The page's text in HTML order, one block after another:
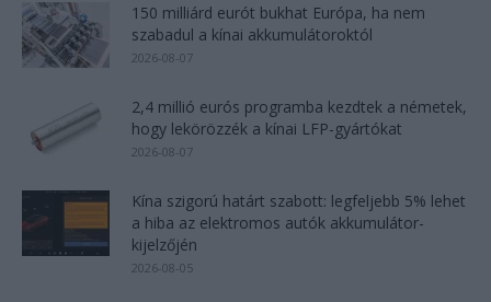
150 milliárd eurót bukhat Európa, ha nem
szabadul a kínai akkumulátoroktól
2026-08-07
2,4 millió eurós programba kezdtek a németek,
hogy lekörözzék a kínai LFP-gyártókat
2026-08-07
Kína szigorú határt szabott: legfeljebb 5% lehet
a hiba az elektromos autók akkumulátor-
kijelzőjén
2026-08-05